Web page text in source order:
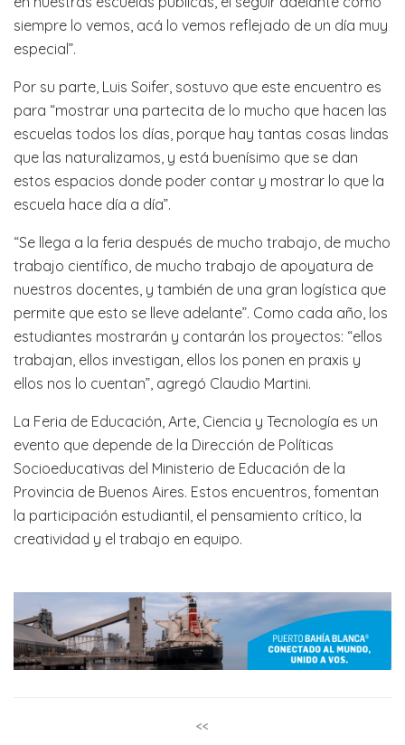
siempre lo vemos, acá lo vemos reflejado de un día muy
especial”.
Por su parte, Luis Soifer, sostuvo que este encuentro es
para “mostrar una partecita de lo mucho que hacen las
escuelas todos los días, porque hay tantas cosas lindas
que las naturalizamos, y está buenísimo que se dan
estos espacios donde poder contar y mostrar lo que la
escuela hace día a día”.
“Se llega a la feria después de mucho trabajo, de mucho
trabajo científico, de mucho trabajo de apoyatura de
nuestros docentes, y también de una gran logística que
permite que esto se lleve adelante”. Como cada año, los
estudiantes mostrarán y contarán los proyectos: “ellos
trabajan, ellos investigan, ellos los ponen en praxis y
ellos nos lo cuentan”, agregó Claudio Martini.
La Feria de Educación, Arte, Ciencia y Tecnología es un
evento que depende de la Dirección de Políticas
Socioeducativas del Ministerio de Educación de la
Provincia de Buenos Aires. Estos encuentros, fomentan
la participación estudiantil, el pensamiento crítico, la
creatividad y el trabajo en equipo.
<<